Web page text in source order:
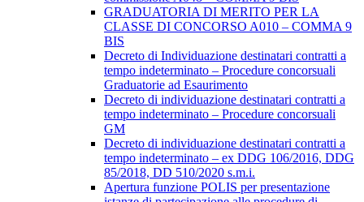
GRADUATORIA DI MERITO PER LA
CLASSE DI CONCORSO A010 – COMMA 9
BIS
Decreto di Individuazione destinatari contratti a
tempo indeterminato – Procedure concorsuali
Graduatorie ad Esaurimento
Decreto di individuazione destinatari contratti a
tempo indeterminato – Procedure concorsuali
GM
Decreto di individuazione destinatari contratti a
tempo indeterminato – ex DDG 106/2016, DDG
85/2018, DD 510/2020 s.m.i.
Apertura funzione POLIS per presentazione